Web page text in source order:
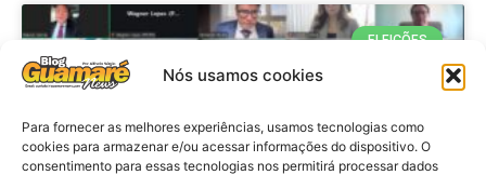
Nós usamos cookies
Para fornecer as melhores experiências, usamos tecnologias como
cookies para armazenar e/ou acessar informações do dispositivo. O
consentimento para essas tecnologias nos permitirá processar dados
ELEIÇÕES